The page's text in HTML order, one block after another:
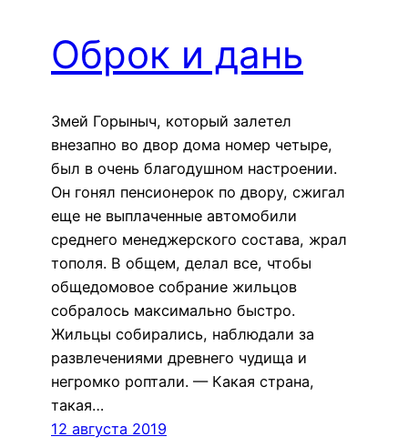
Оброк и дань
Змей Горыныч, который залетел
внезапно во двор дома номер четыре,
был в очень благодушном настроении.
Он гонял пенсионерок по двору, сжигал
еще не выплаченные автомобили
среднего менеджерского состава, жрал
тополя. В общем, делал все, чтобы
общедомовое собрание жильцов
собралось максимально быстро.
Жильцы собирались, наблюдали за
развлечениями древнего чудища и
негромко роптали. — Какая страна,
такая…
12 августа 2019